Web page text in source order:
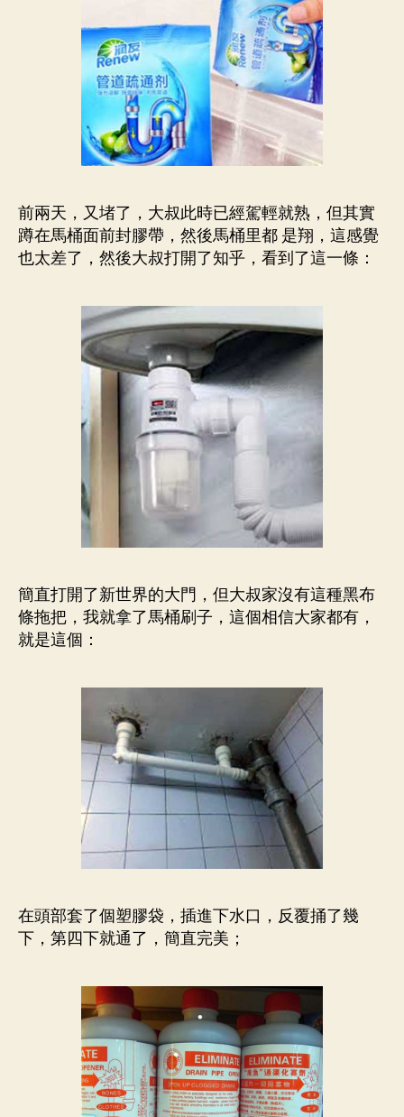
前兩天，又堵了，大叔此時已經駕輕就熟，但其實
蹲在馬桶面前封膠帶，然後馬桶里都 是翔，這感覺
也太差了，然後大叔打開了知乎，看到了這一條：
簡直打開了新世界的大門，但大叔家沒有這種黑布
條拖把，我就拿了馬桶刷子，這個相信大家都有，
就是這個：
在頭部套了個塑膠袋，插進下水口，反覆捅了幾
下，第四下就通了，簡直完美；